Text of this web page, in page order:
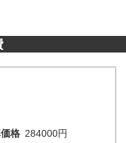
格 284000円